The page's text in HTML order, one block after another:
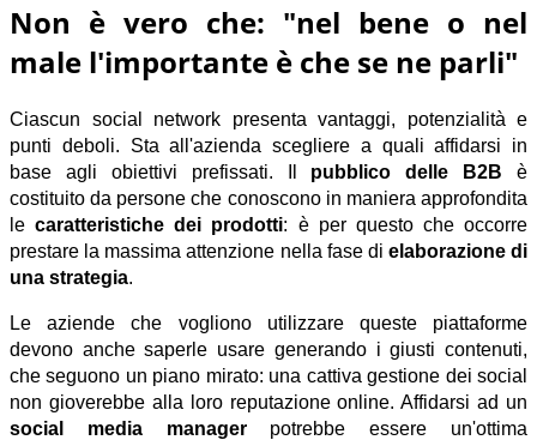
Non è vero che: "nel bene o nel
male l'importante è che se ne parli"
Ciascun social network presenta vantaggi, potenzialità e
punti deboli. Sta all'azienda scegliere a quali affidarsi in
base agli obiettivi prefissati. Il pubblico delle B2B è
costituito da persone che conoscono in maniera approfondita
lecaratteristiche dei prodotti: è per questo che occorre
prestare la massima attenzione nella fase di elaborazione di
una strategia.
Le aziende che vogliono utilizzare queste piattaforme
devono anche saperle usare generando i giusti contenuti,
che seguono un piano mirato: una cattiva gestione dei social
non gioverebbe alla loro reputazione online. Affidarsi ad un
social media managerpotrebbe essere un'ottima